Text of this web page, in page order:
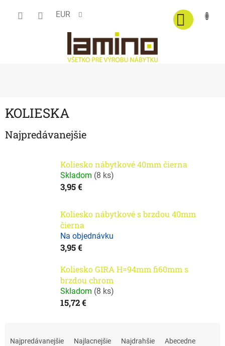
EUR
KOLIESKA
Najpredávanejšie
Koliesko nábytkové 40mm čierna
Skladom (8 ks)
3,95 €
Koliesko nábytkové s brzdou 40mm
čierna
Na objednávku
3,95 €
Koliesko GIRA H=94mm fi60mm s
brzdou chrom
Skladom (8 ks)
15,72 €
Najpredávanejšie Najlacnejšie Najdrahšie Abecedne